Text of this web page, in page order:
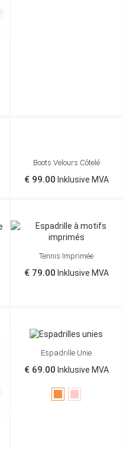
Boots Velours Côtelé
€ 99.00 Inklusive MVA
Tennis Imprimée
€ 79.00 Inklusive MVA
Espadrille Unie
€ 69.00 Inklusive MVA